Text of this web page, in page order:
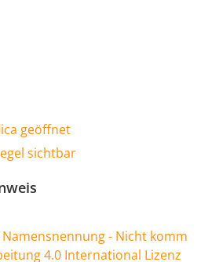
geöffnet
sichtbar
- Nicht komm
4.0 International Lizenz